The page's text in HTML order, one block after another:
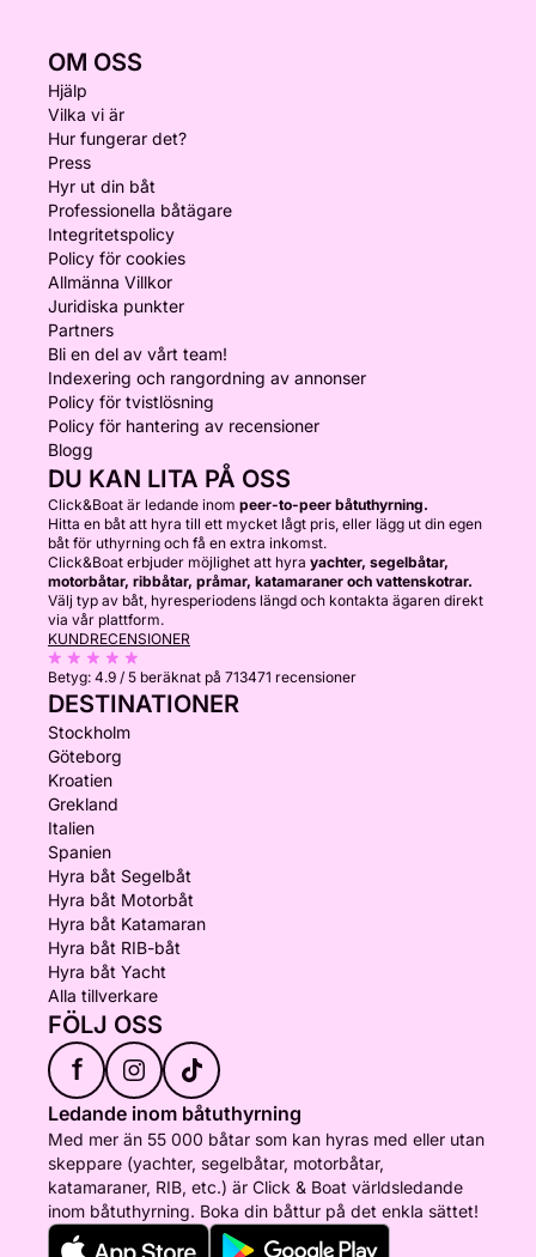
OM OSS
Hjälp
Vilka vi är
Hur fungerar det?
Press
Hyr ut din båt
Professionella båtägare
Integritetspolicy
Policy för cookies
Allmänna Villkor
Juridiska punkter
Partners
Bli en del av vårt team!
Indexering och rangordning av annonser
Policy för tvistlösning
Policy för hantering av recensioner
Blogg
DU KAN LITA PÅ OSS
Click&Boat är ledande inom peer-to-peer båtuthyrning.
Hitta en båt att hyra till ett mycket lågt pris, eller lägg ut din egen
båt för uthyrning och få en extra inkomst.
Click&Boat erbjuder möjlighet att hyra yachter, segelbåtar,
motorbåtar, ribbåtar, pråmar, katamaraner och vattenskotrar.
Välj typ av båt, hyresperiodens längd och kontakta ägaren direkt
via vår plattform.
KUNDRECENSIONER
Betyg: 4.9 / 5 beräknat på 713471 recensioner
DESTINATIONER
Stockholm
Göteborg
Kroatien
Grekland
Italien
Spanien
Hyra båt Segelbåt
Hyra båt Motorbåt
Hyra båt Katamaran
Hyra båt RIB-båt
Hyra båt Yacht
Alla tillverkare
FÖLJ OSS
f
Ledande inom båtuthyrning
Med mer än 55 000 båtar som kan hyras med eller utan
skeppare (yachter, segelbåtar, motorbåtar,
katamaraner, RIB, etc.) är Click & Boat världsledande
inom båtuthyrning. Boka din båttur på det enkla sättet!